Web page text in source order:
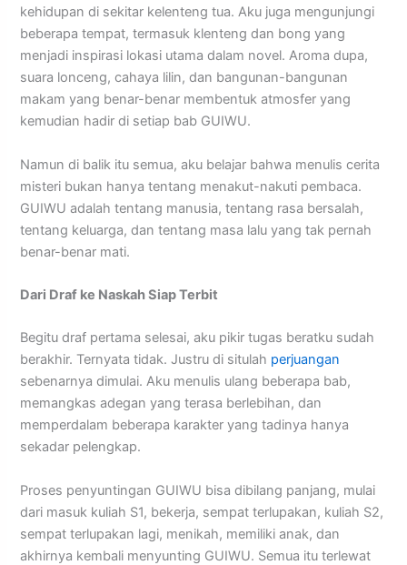
kehidupan di sekitar kelenteng tua. Aku juga mengunjungi
beberapa tempat, termasuk klenteng dan bong yang
menjadi inspirasi lokasi utama dalam novel. Aroma dupa,
suara lonceng, cahaya lilin, dan bangunan-bangunan
makam yang benar-benar membentuk atmosfer yang
kemudian hadir di setiap bab GUIWU.
Namun di balik itu semua, aku belajar bahwa menulis cerita
misteri bukan hanya tentang menakut-nakuti pembaca.
GUIWU adalah tentang manusia, tentang rasa bersalah,
tentang keluarga, dan tentang masa lalu yang tak pernah
benar-benar mati.
Dari Draf ke Naskah Siap Terbit
Begitu draf pertama selesai, aku pikir tugas beratku sudah
berakhir. Ternyata tidak. Justru di situlah perjuangan
sebenarnya dimulai. Aku menulis ulang beberapa bab,
memangkas adegan yang terasa berlebihan, dan
memperdalam beberapa karakter yang tadinya hanya
sekadar pelengkap.
Proses penyuntingan GUIWU bisa dibilang panjang, mulai
dari masuk kuliah S1, bekerja, sempat terlupakan, kuliah S2,
sempat terlupakan lagi, menikah, memiliki anak, dan
akhirnya kembali menyunting GUIWU. Semua itu terlewat